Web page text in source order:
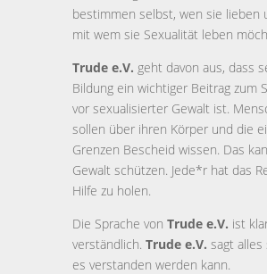
bestimmen selbst, wen sie lieben
mit wem sie Sexualität leben
Trude e.V. geht davon aus, dass
Bildung ein wichtiger Beitrag zum
vor sexualisierter Gewalt ist.
sollen über ihren Körper und die
Grenzen Bescheid wissen. Das
Gewalt schützen. Jede*r hat das
Hilfe zu holen.
Die Sprache von Trude e.V. ist
verständlich. Trude e.V. sagt alles
es verstanden werden kann.